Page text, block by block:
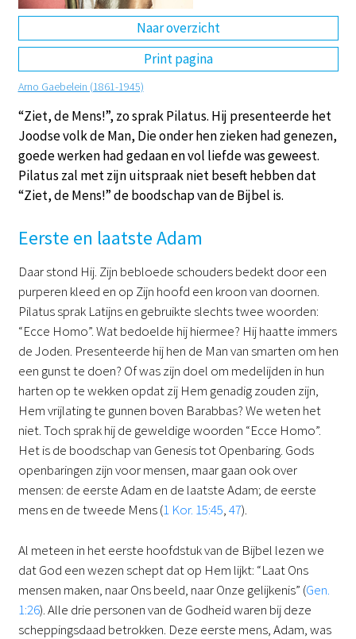
Naar overzicht
Print pagina
Arno Gaebelein (1861-1945)
“Ziet, de Mens!”, zo sprak Pilatus. Hij presenteerde het
Joodse volk de Man, Die onder hen zieken had genezen,
goede werken had gedaan en vol liefde was geweest.
Pilatus zal met zijn uitspraak niet beseft hebben dat
“Ziet, de Mens!” de boodschap van de Bijbel is.
Eerste en laatste Adam
Daar stond Hij. Zijn bebloede schouders bedekt door een
purperen kleed en op Zijn hoofd een kroon van doornen.
Pilatus sprak Latijns en gebruikte slechts twee woorden:
“Ecce Homo”. Wat bedoelde hij hiermee? Hij haatte immers
de Joden. Presenteerde hij hen de Man van smarten om hen
een gunst te doen? Of was zijn doel om medelijden in hun
harten op te wekken opdat zij Hem genadig zouden zijn,
Hem vrijlating te gunnen boven Barabbas? We weten het
niet. Toch sprak hij de geweldige woorden “Ecce Homo”.
Het is de boodschap van Genesis tot Openbaring. Gods
openbaringen zijn voor mensen, maar gaan ook over
mensen: de eerste Adam en de laatste Adam; de eerste
mens en de tweede Mens (1 Kor. 15:45,47).
Al meteen in het eerste hoofdstuk van de Bijbel lezen we
dat God een wezen schept dat op Hem lijkt: “Laat Ons
mensen maken, naar Ons beeld, naar Onze gelijkenis” (Gen.
1:26). Alle drie personen van de Godheid waren bij deze
scheppingsdaad betrokken. Deze eerste mens, Adam, was
DE EN